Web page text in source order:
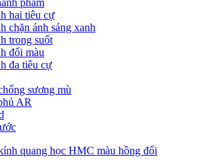
hai tiêu cự
chặn ánh sáng xanh
trong suốt
đổi màu
đa tiêu cự
sương mù
AR